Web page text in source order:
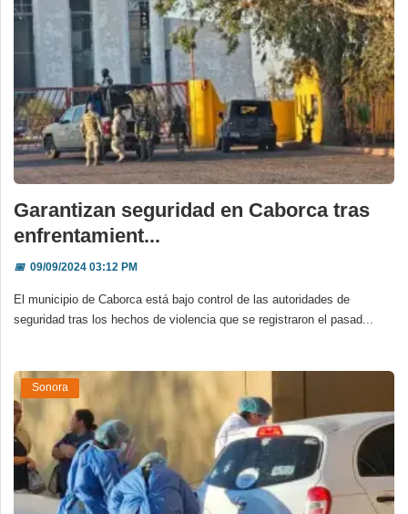
Garantizan seguridad en Caborca tras
enfrentamient...
📅09/09/2024 03:12 PM
El municipio de Caborca está bajo control de las autoridades de
seguridad tras los hechos de violencia que se registraron el pasad...
Sonora